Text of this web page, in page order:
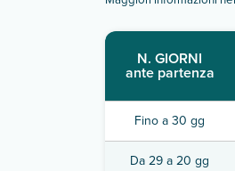
N. GIORNI
ante partenza
Fino a 30 gg
Da 29 a 20 gg